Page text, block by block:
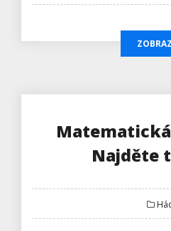
Najděte